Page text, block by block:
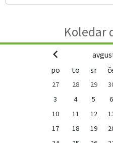
Koledar
po
to sr
27 28 29
3
4 5 6
10
11 12
17
18 19